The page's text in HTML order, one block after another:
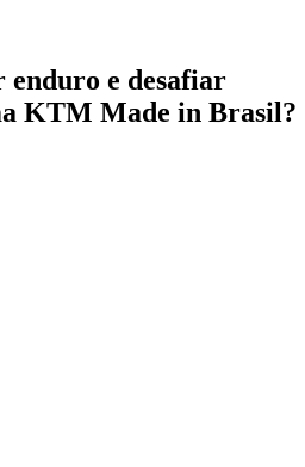
enduro e desafiar
KTM Made in Brasil?